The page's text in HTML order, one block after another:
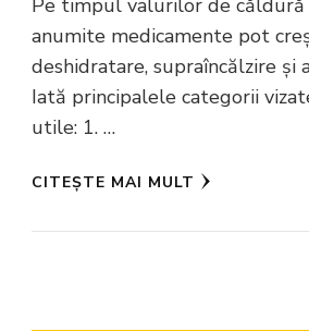
Pe timpul valurilor de căldură
anumite medicamente pot
deshidratare, supraîncălzire și
Iată principalele categorii
utile: 1. …
CITEȘTE MAI MULT